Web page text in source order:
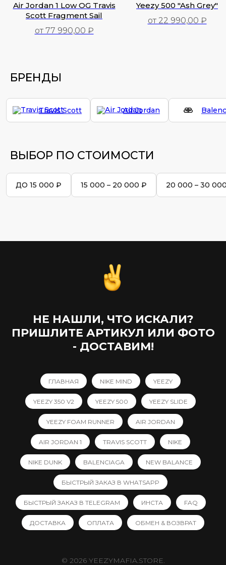
Air Jordan 1 Low OG Travis
Scott Fragment Sail
от 77 990,00 ₽
Yeezy 500 "Ash Grey"
от 22 990,00 ₽
БРЕНДЫ
Travis Scott Air Jordan
ВЫБОР ПО СТОИМОСТИ
ДО 15 000 ₽ 15 000 – 20 000 ₽ 20 000 – 30
НЕ НАШЛИ, ЧТО ИСКАЛИ?
ПРИШЛИТЕ АРТИКУЛ ИЛИ ФОТО
- ДОСТАВИМ!
ГЛАВНАЯ NIKE MIND YEEZY
YEEZY 350 V2 YEEZY 500 YEEZY SLIDE
YEEZY FOAM RUNNER AIR JORDAN
AIR JORDAN 1 TRAVIS SCOTT NIKE
NIKE DUNK BALENCIAGA NEW BALANCE
БЫСТРЫЙ ЗАКАЗ В WHATSAPP
БЫСТРЫЙ ЗАКАЗ В TELEGRAM ИНСТА FAQ
ДОСТАВКА ОПЛАТА ОБМЕН & ВОЗВРАТ
© 2026 YEEZYMAFIA.STORE.